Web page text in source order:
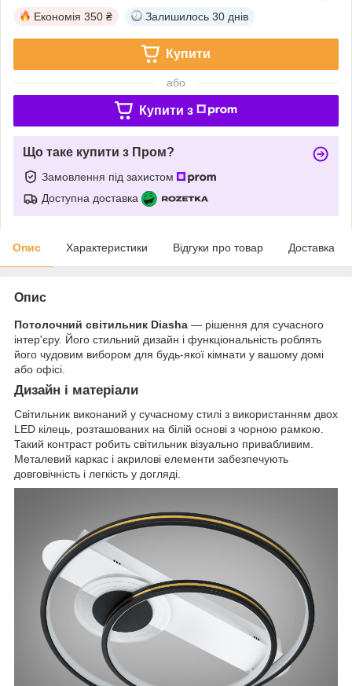
Економія 350 ₴ Залишилось 30 днів
Купити
або
Купити з
Що таке купити з Пром?
Замовлення під захистом
Доступна доставка
Опис Характеристики Відгуки про товар Доставка
Опис
Потолочний світильник Diasha — рішення для сучасного
інтер'єру. Його стильний дизайн і функціональність роблять
його чудовим вибором для будь-якої кімнати у вашому домі
або офісі.
Дизайн і матеріали
Світильник виконаний у сучасному стилі з використанням двох
LED кілець, розташованих на білій основі з чорною рамкою.
Такий контраст робить світильник візуально привабливим.
Металевий каркас і акрилові елементи забезпечують
довговічність і легкість у догляді.